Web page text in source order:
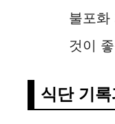
불포화
것이
식단 기